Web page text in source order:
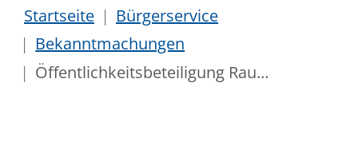
Startseite
Bürgerservice
Bekanntmachungen
Öffentlichkeitsbeteiligung Raumverträglichkeitsprüfung